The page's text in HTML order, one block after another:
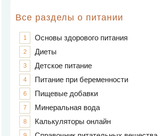
Все разделы о питании
1 Основы здорового питания
2 Диеты
3 Детское питание
4 Питание при беременности
6 Пищевые добавки
7 Минеральная вода
8 Калькуляторы онлайн